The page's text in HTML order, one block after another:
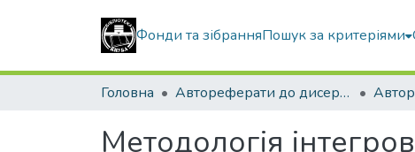
Фонди та зібранняПошук за критеріями
Головна Автореферати до дисертацій
Методологія